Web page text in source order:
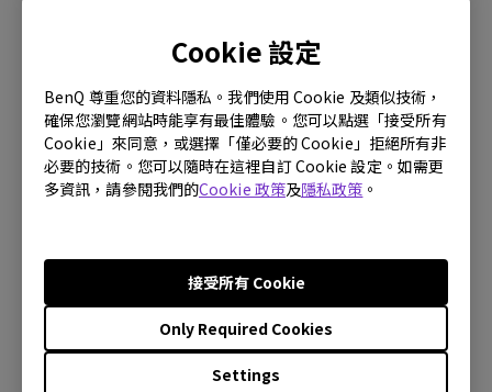
Cookie 設定
BenQ 尊重您的資料隱私。我們使用 Cookie 及類似技術，
確保您瀏覽網站時能享有最佳體驗。您可以點選「接受所有
Cookie」來同意，或選擇「僅必要的 Cookie」拒絕所有非
必要的技術。您可以隨時在這裡自訂 Cookie 設定。如需更
多資訊，請參閱我們的Cookie 政策及隱私政策 。
Settings
Only Required Cookies
接受所有 Cookie
我的 Android TV 上的應用程式有時會意外退出，系統
會崩潰到主畫面。我怎樣才能解決這個問題？